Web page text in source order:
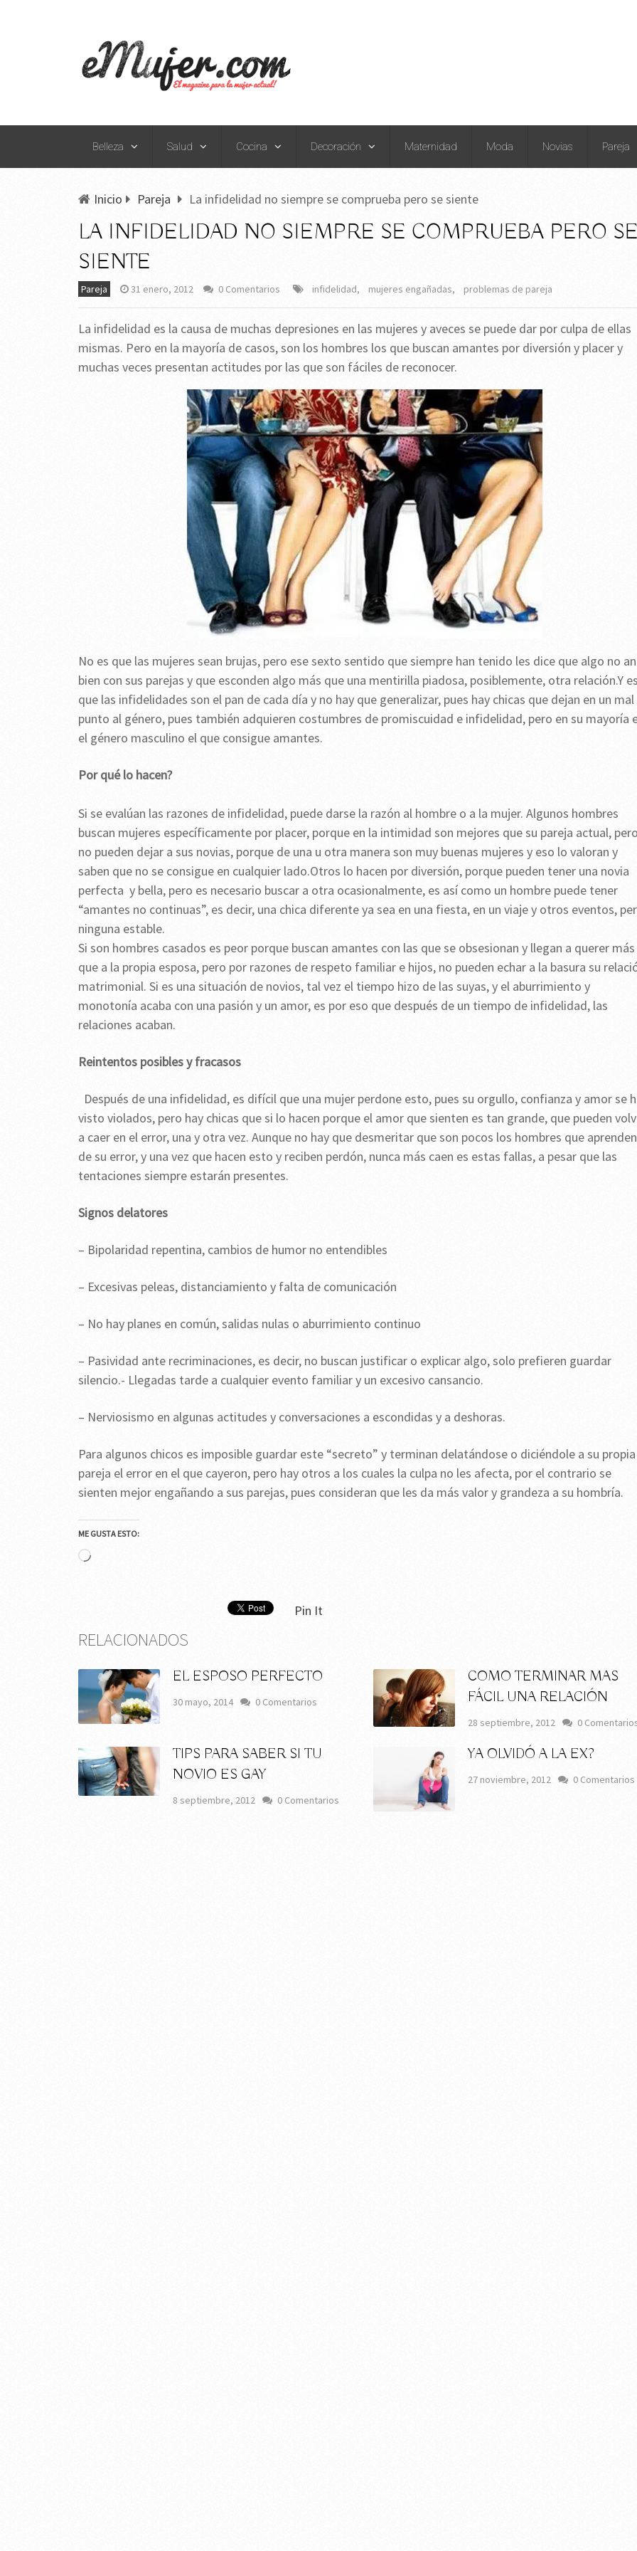
Belleza Salud Cocina Decoración Maternidad Moda Novias Pareja
Inicio Pareja La infidelidad no siempre se comprueba pero se siente
LA INFIDELIDAD NO SIEMPRE SE COMPRUEBA PERO
SIENTE
Pareja 31 enero, 2012 0 Comentarios infidelidad, mujeres engañadas, problemas de pareja
La infidelidad es la causa de muchas depresiones en las mujeres y aveces se puede dar por culpa de ellas
mismas. Pero en la mayoría de casos, son los hombres los que buscan amantes por diversión y placer y
muchas veces presentan actitudes por las que son fáciles de reconocer.
No es que las mujeres sean brujas, pero ese sexto sentido que siempre han tenido les dice que algo no
bien con sus parejas y que esconden algo más que una mentirilla piadosa, posiblemente, otra relación.Y
que las infidelidades son el pan de cada día y no hay que generalizar, pues hay chicas que dejan en un mal
punto al género, pues también adquieren costumbres de promiscuidad e infidelidad, pero en su mayoría
el género masculino el que consigue amantes.
Por qué lo hacen?
Si se evalúan las razones de infidelidad, puede darse la razón al hombre o a la mujer. Algunos hombres
buscan mujeres específicamente por placer, porque en la intimidad son mejores que su pareja actual,
no pueden dejar a sus novias, porque de una u otra manera son muy buenas mujeres y eso lo valoran y
saben que no se consigue en cualquier lado.Otros lo hacen por diversión, porque pueden tener una novia
perfecta y bella, pero es necesario buscar a otra ocasionalmente, es así como un hombre puede tener
“amantes no continuas”, es decir, una chica diferente ya sea en una fiesta, en un viaje y otros eventos,
ninguna estable.
Si son hombres casados es peor porque buscan amantes con las que se obsesionan y llegan a querer más
que a la propia esposa, pero por razones de respeto familiar e hijos, no pueden echar a la basura su
matrimonial. Si es una situación de novios, tal vez el tiempo hizo de las suyas, y el aburrimiento y
monotonía acaba con una pasión y un amor, es por eso que después de un tiempo de infidelidad, las
relaciones acaban.
Reintentos posibles y fracasos
Después de una infidelidad, es difícil que una mujer perdone esto, pues su orgullo, confianza y amor se
visto violados, pero hay chicas que si lo hacen porque el amor que sienten es tan grande, que pueden
a caer en el error, una y otra vez. Aunque no hay que desmeritar que son pocos los hombres que aprenden
de su error, y una vez que hacen esto y reciben perdón, nunca más caen es estas fallas, a pesar que las
tentaciones siempre estarán presentes.
Signos delatores
– Bipolaridad repentina, cambios de humor no entendibles
– Excesivas peleas, distanciamiento y falta de comunicación
– No hay planes en común, salidas nulas o aburrimiento continuo
– Pasividad ante recriminaciones, es decir, no buscan justificar o explicar algo, solo prefieren guardar
silencio.- Llegadas tarde a cualquier evento familiar y un excesivo cansancio.
– Nerviosismo en algunas actitudes y conversaciones a escondidas y a deshoras.
Para algunos chicos es imposible guardar este “secreto” y terminan delatándose o diciéndole a su propia
pareja el error en el que cayeron, pero hay otros a los cuales la culpa no les afecta, por el contrario se
sienten mejor engañando a sus parejas, pues consideran que les da más valor y grandeza a su hombría.
ME GUSTA ESTO:
Cargando...
Pin It
RELACIONADOS
EL ESPOSO PERFECTO
30 mayo, 2014 0 Comentarios
COMO TERMINAR MAS
FÁCIL UNA RELACIÓN
28 septiembre, 2012 0
TIPS PARA SABER SI TU
NOVIO ES GAY
8 septiembre, 2012 0 Comentarios
YA OLVIDÓ A LA EX?
27 noviembre, 2012 0 Comentarios